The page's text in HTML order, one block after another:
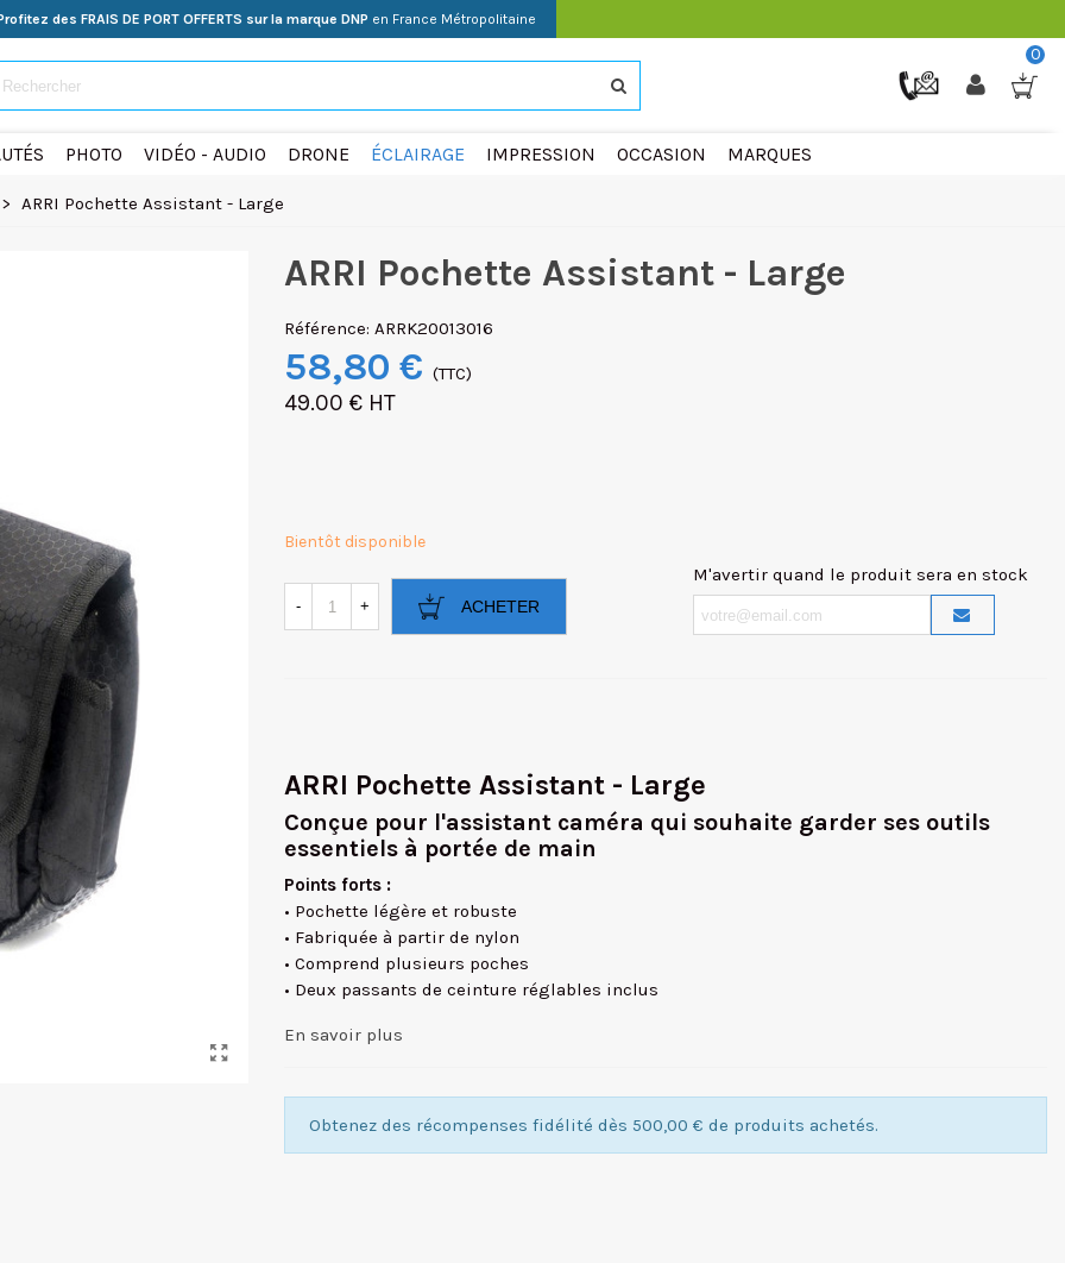
des FRAIS DE PORT OFFERTS sur la marque DNP en France Métropolitaine
0
PHOTO VIDÉO - AUDIO DRONE ÉCLAIRAGE IMPRESSION OCCASION MARQUES
> ARRI Pochette Assistant - Large
ARRI Pochette Assistant - Large
Référence: ARRK20013016
58,80 € (TTC)
49.00 € HT
Bientôt disponible
- + ACHETER
M'avertir quand le produit sera en stock
ARRI Pochette Assistant - Large
Conçue pour l'assistant caméra qui souhaite garder ses outils
essentiels à portée de main
Points forts :
• Pochette légère et robuste
• Fabriquée à partir de nylon
• Comprend plusieurs poches
• Deux passants de ceinture réglables inclus
En savoir plus
Obtenez des récompenses fidélité dès 500,00 € de produits achetés.